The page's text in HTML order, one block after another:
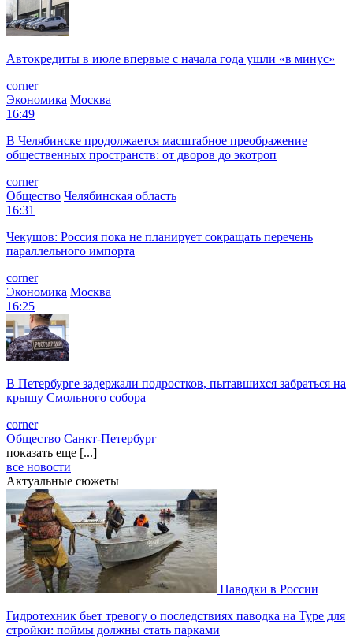
Автокредиты в июле впервые с начала года ушли «в минус»
corner
Экономика Москва
16:49
В Челябинске продолжается масштабное преображение
общественных пространств: от дворов до экотроп
corner
Общество Челябинская область
16:31
Чекушов: Россия пока не планирует сокращать перечень
параллельного импорта
corner
Экономика Москва
16:25
В Петербурге задержали подростков, пытавшихся забраться на
крышу Смольного собора
corner
Общество Санкт-Петербург
показать еще [...]
все новости
Актуальные сюжеты
Паводки в России
Гидротехник бьет тревогу о последствиях паводка на Туре для
стройки: поймы должны стать парками